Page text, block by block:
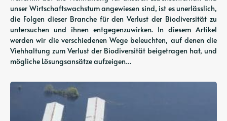
unser Wirtschaftswachstum angewiesen sind, ist es unerlässlich,
die Folgen dieser Branche für den Verlust der Biodiversität zu
untersuchen und ihnen entgegenzuwirken. In diesem Artikel
werden wir die verschiedenen Wege beleuchten, auf denen die
Viehhaltung zum Verlust der Biodiversität beigetragen hat, und
mögliche Lösungsansätze aufzeigen…